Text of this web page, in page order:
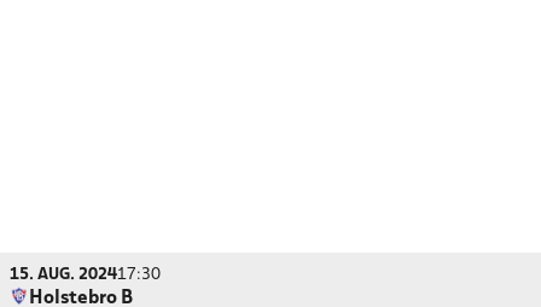
15. AUG. 202417:30
Holstebro B